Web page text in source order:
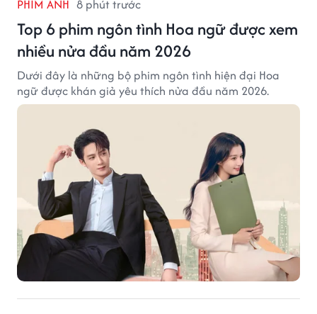
PHIM ẢNH 8 phút trước
Top 6 phim ngôn tình Hoa ngữ được xem
nhiều nửa đầu năm 2026
Dưới đây là những bộ phim ngôn tình hiện đại Hoa
ngữ được khán giả yêu thích nửa đầu năm 2026.